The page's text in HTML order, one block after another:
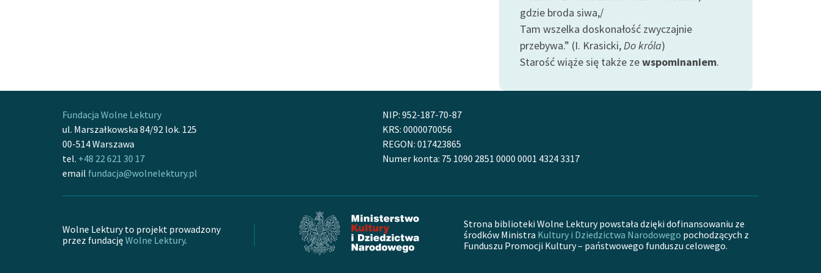
gdzie broda siwa,/
Tam wszelka doskonałość zwyczajnie
przebywa.” (I. Krasicki,Do króla)
Starość wiąże się także zewspominaniem.
Fundacja Wolne Lektury
ul. Marszałkowska 84/92 lok. 125
00-514 Warszawa
tel. +48 22 621 30 17
email fundacja@wolnelektury.pl
NIP: 952-187-70-87
KRS: 0000070056
REGON: 017423865
Numer konta: 75 1090 2851 0000 0001 4324 3317
Wolne Lektury to projekt prowadzony
przez fundację Wolne Lektury.
Strona biblioteki Wolne Lektury powstała dzięki dofinansowaniu ze
środków Ministra Kultury i Dziedzictwa Narodowego pochodzących z
Funduszu Promocji Kultury – państwowego funduszu celowego.